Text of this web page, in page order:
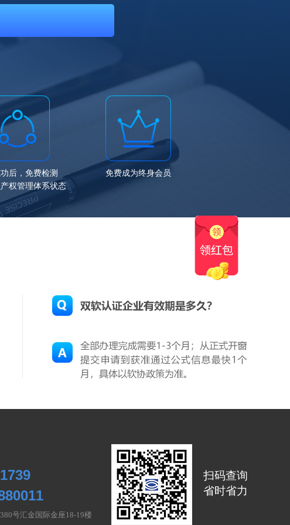
后，免费检测
权管理体系状态
免费成为终身会员
号汇金国际金座18-19楼
扫码查询
省时省力